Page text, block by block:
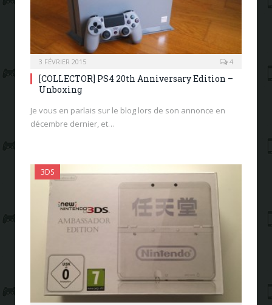
3 FÉVRIER 2015 4
[COLLECTOR] PS4 20th Anniversary Edition –
Unboxing
Je vous en parlais sur le blog lors de son annonce en
décembre dernier, et…
3DS